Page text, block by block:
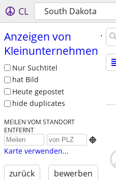
CL South Dakota
Anzeigen von
Kleinunternehmen
Nur Suchtitel
hat Bild
Heute gepostet
hide duplicates
MEILEN VOM STANDORT
ENTFERNT

Karte verwenden...
zurück bewerben